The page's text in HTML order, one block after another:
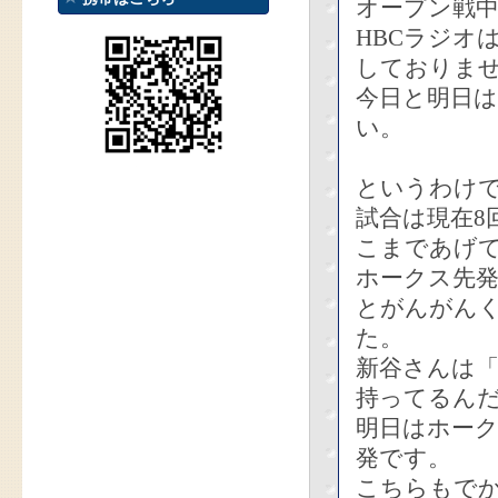
オープン戦
HBCラジオ
しておりま
今日と明日
い。
というわけ
試合は現在8
こまであげ
ホークス先
とがんがん
た。
新谷さんは
持ってるん
明日はホー
発です。
こちらもで